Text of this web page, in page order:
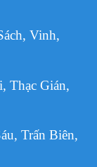
Vinh,
Thạc Gián,
Trấn Biên,